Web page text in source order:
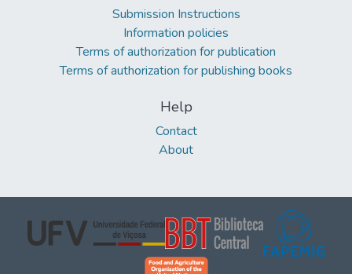
Submission Instructions
Information policies
Terms of authorization for publication
Terms of authorization for publishing books
Help
Contact
About